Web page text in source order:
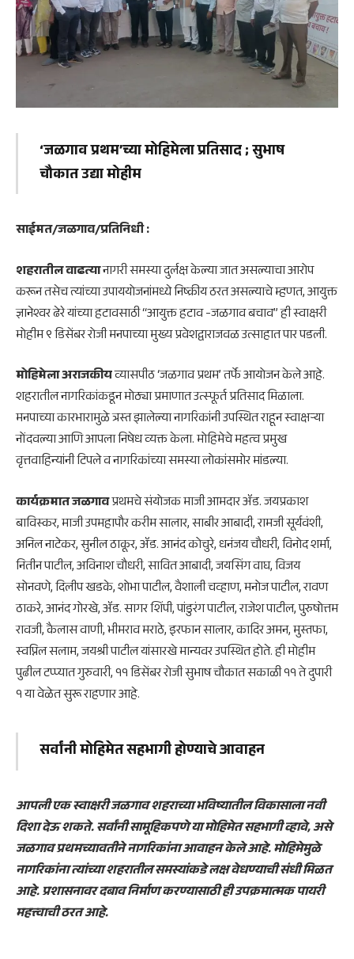
‘जळगाव प्रथम’च्या मोहिमेला प्रतिसाद ; सुभाष
चौकात उद्या मोहीम
साईमत/जळगाव/प्रतिनिधी :
शहरातील वाढत्यानागरी समस्या दुर्लक्ष केल्या जात असल्याचा आरोप
करून तसेच त्यांच्या उपाययोजनांमध्ये निष्क्रीय ठरत असल्याचे म्हणत, आयुक्त
ज्ञानेश्वर ढेरे यांच्या हटावसाठी “आयुक्त हटाव -जळगाव बचाव” ही स्वाक्षरी
मोहीम ९ डिसेंबर रोजी मनपाच्या मुख्य प्रवेशद्वाराजवळ उत्साहात पार पडली.
मोहिमेला अराजकीयव्यासपीठ ‘जळगाव प्रथम’ तर्फे आयोजन केले आहे.
शहरातील नागरिकांकडून मोठ्या प्रमाणात उत्स्फूर्त प्रतिसाद मिळाला.
मनपाच्या कारभारामुळे त्रस्त झालेल्या नागरिकांनी उपस्थित राहून स्वाक्षऱ्या
नोंदवल्या आणि आपला निषेध व्यक्त केला. मोहिमेचे महत्व प्रमुख
वृत्तवाहिन्यांनी टिपले व नागरिकांच्या समस्या लोकांसमोर मांडल्या.
कार्यक्रमात जळगावप्रथमचे संयोजक माजी आमदार ॲड. जयप्रकाश
बाविस्कर, माजी उपमहापौर करीम सालार, साबीर आबादी, रामजी सूर्यवंशी,
अनिल नाटेकर, सुनील ठाकूर, ॲड. आनंद कोचुरे, धनंजय चौधरी, विनोद शर्मा,
नितीन पाटील, अविनाश चौधरी, सावित आबादी, जयसिंग वाघ, विजय
सोनवणे, दिलीप खडके, शोभा पाटील, वैशाली चव्हाण, मनोज पाटील, रावण
ठाकरे, आनंद गोरखे, ॲड. सागर शिंपी, पांडुरंग पाटील, राजेश पाटील, पुरुषोत्तम
रावजी, कैलास वाणी, भीमराव मराठे, इरफान सालार, कादिर अमन, मुस्तफा,
स्वप्निल सलाम, जयश्री पाटील यांसारखे मान्यवर उपस्थित होते. ही मोहीम
पुढील टप्प्यात गुरुवारी, ११ डिसेंबर रोजी सुभाष चौकात सकाळी ११ ते दुपारी
१ या वेळेत सुरू राहणार आहे.
सर्वांनी मोहिमेत सहभागी होण्याचे आवाहन
आपली एक स्वाक्षरी जळगाव शहराच्या भविष्यातील विकासाला नवी
दिशा देऊ शकते. सर्वांनी सामूहिकपणे या मोहिमेत सहभागी व्हावे, असे
जळगाव प्रथमच्यावतीने नागरिकांना आवाहन केले आहे. मोहिमेमुळे
नागरिकांना त्यांच्या शहरातील समस्यांकडे लक्ष वेधण्याची संधी मिळत
आहे. प्रशासनावर दबाव निर्माण करण्यासाठी ही उपक्रमात्मक पायरी
महत्त्वाची ठरत आहे.